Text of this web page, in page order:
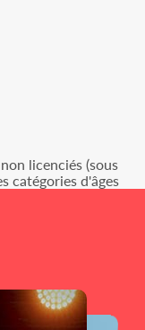
licenciés (sous
catégories d'âges